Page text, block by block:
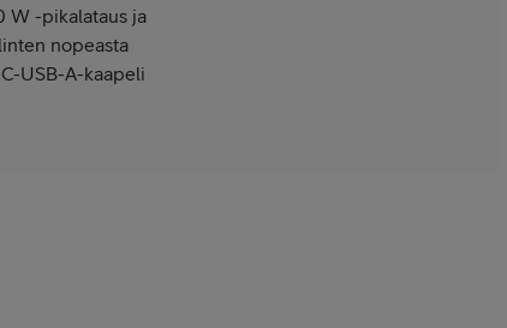
W -pikalataus ja
nopeasta
USB-A-kaapeli